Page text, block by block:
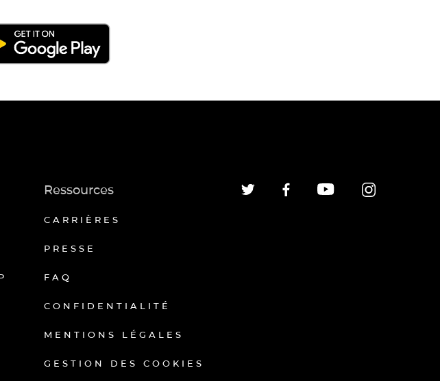
Ressources
CARRIÈRES
PRESSE
FAQ
CONFIDENTIALITÉ
MENTIONS LÉGALES
GESTION DES COOKIES